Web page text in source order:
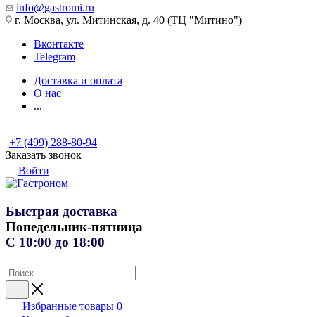
info@gastromi.ru
г. Москва, ул. Митинская, д. 40 (ТЦ "Митино")
Вконтакте
Telegram
Доставка и оплата
О нас
...
+7 (499) 288-80-94
Заказать звонок
Войти
Быстрая доставка
Понедельник-пятница
С 10:00 до 18:00
Избранные товары 0